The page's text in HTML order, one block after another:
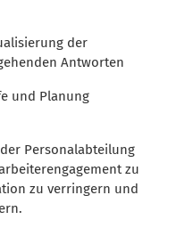
der
Antworten
und Planung
Personalabteilung
zu
zu verringern und